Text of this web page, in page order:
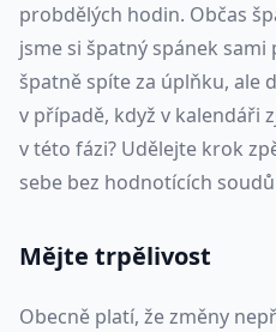
probdělých hodin. Občas
jsme si špatný spánek
špatně spíte za úplňku, ale
v případě, když v kalendáři
v této fázi? Udělejte krok
sebe bez hodnotících
Mějte trpělivost
Obecně platí, že změny